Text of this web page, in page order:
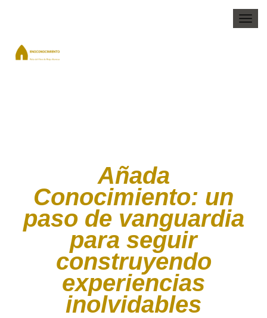
Añada
Conocimiento: un
paso de vanguardia
para seguir
construyendo
experiencias
inolvidables